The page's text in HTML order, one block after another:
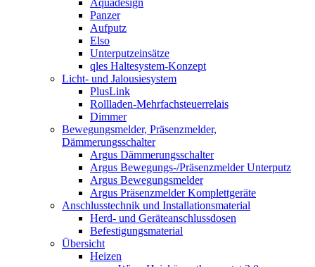
Panzer
Aufputz
Elso
Unterputzeinsätze
qles Haltesystem-Konzept
Licht- und Jalousiesystem
PlusLink
Rollladen-Mehrfachsteuerrelais
Dimmer
Bewegungsmelder, Präsenzmelder,
Dämmerungsschalter
Argus Dämmerungsschalter
Argus Bewegungs-/Präsenzmelder Unterputz
Argus Bewegungsmelder
Argus Präsenzmelder Komplettgeräte
Anschlusstechnik und Installationsmaterial
Herd- und Geräteanschlussdosen
Befestigungsmaterial
Übersicht
Heizen